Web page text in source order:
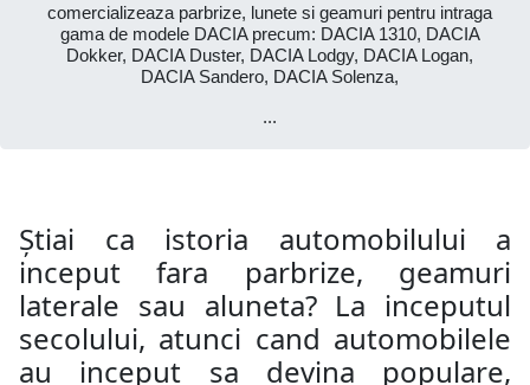
comercializeaza parbrize, lunete si geamuri pentru intraga
gama de modele DACIA precum: DACIA 1310, DACIA
Dokker, DACIA Duster, DACIA Lodgy, DACIA Logan,
DACIA Sandero, DACIA Solenza,
...
Știai ca istoria automobilului a
inceput fara parbrize, geamuri
laterale sau aluneta? La inceputul
secolului, atunci cand automobilele
au inceput sa devina populare,